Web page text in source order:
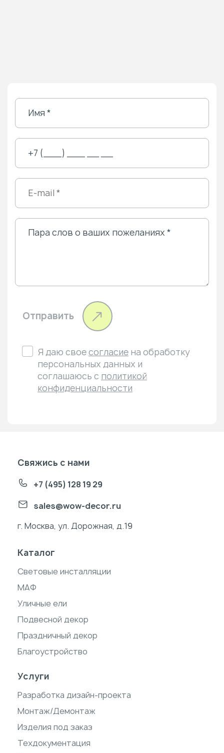
Отправить
Я даю своесогласие на обработку
персональных данных и
соглашаюсь с политикой
конфиденциальности
Свяжись с нами
+7 (495) 128 19 29
sales@wow-decor.ru
г. Москва, ул. Дорожная, д.19
Каталог
Световые инсталляции
МАФ
Уличные ели
Подвесной декор
Праздничный декор
Благоустройство
Услуги
Разработка дизайн-проекта
Монтаж/Демонтаж
Изделия под заказ
Техдокументация